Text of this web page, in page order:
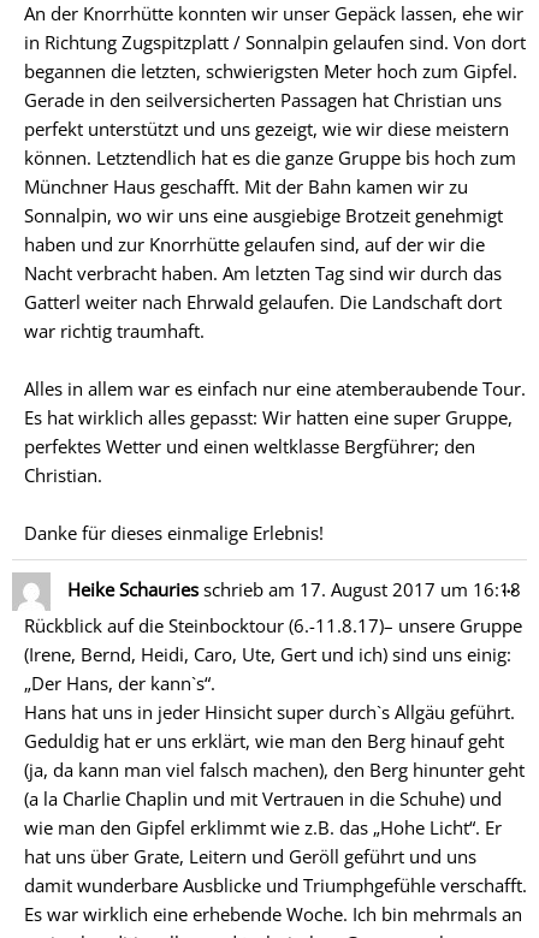
An der Knorrhütte konnten wir unser Gepäck lassen, ehe wir
in Richtung Zugspitzplatt / Sonnalpin gelaufen sind. Von dort
begannen die letzten, schwierigsten Meter hoch zum Gipfel.
Gerade in den seilversicherten Passagen hat Christian uns
perfekt unterstützt und uns gezeigt, wie wir diese meistern
können. Letztendlich hat es die ganze Gruppe bis hoch zum
Münchner Haus geschafft. Mit der Bahn kamen wir zu
Sonnalpin, wo wir uns eine ausgiebige Brotzeit genehmigt
haben und zur Knorrhütte gelaufen sind, auf der wir die
Nacht verbracht haben. Am letzten Tag sind wir durch das
Gatterl weiter nach Ehrwald gelaufen. Die Landschaft dort
war richtig traumhaft.
Alles in allem war es einfach nur eine atemberaubende Tour.
Es hat wirklich alles gepasst: Wir hatten eine super Gruppe,
perfektes Wetter und einen weltklasse Bergführer; den
Christian.
Danke für dieses einmalige Erlebnis!
Heike Schauries schrieb am 17. August 2017 um 16:18
Rückblick auf die Steinbocktour (6.-11.8.17)– unsere Gruppe
(Irene, Bernd, Heidi, Caro, Ute, Gert und ich) sind uns einig:
„Der Hans, der kann`s“.
Hans hat uns in jeder Hinsicht super durch`s Allgäu geführt.
Geduldig hat er uns erklärt, wie man den Berg hinauf geht
(ja, da kann man viel falsch machen), den Berg hinunter geht
(a la Charlie Chaplin und mit Vertrauen in die Schuhe) und
wie man den Gipfel erklimmt wie z.B. das „Hohe Licht“. Er
hat uns über Grate, Leitern und Geröll geführt und uns
damit wunderbare Ausblicke und Triumphgefühle verschafft.
Es war wirklich eine erhebende Woche. Ich bin mehrmals an
…